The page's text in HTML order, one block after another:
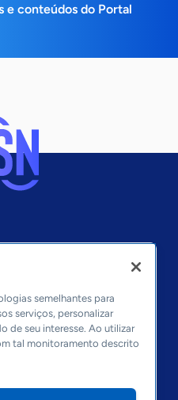
e conteúdos do Portal
semelhantes para
serviços, personalizar
de seu interesse. Ao utilizar
tal monitoramento descrito